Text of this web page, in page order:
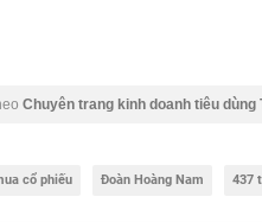
Chuyên trang kinh doanh tiêu
cổ phiếu Đoàn Hoàng Nam 437